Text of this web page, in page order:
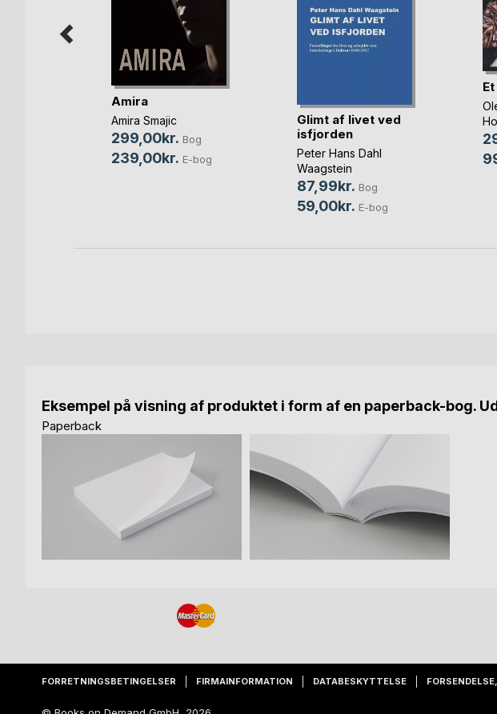
Amira
Amira Smajic
299,00kr. Bog
239,00kr. E-bog
Glimt af livet ved
isfjorden
Peter Hans Dahl
Waagstein
87,99kr. Bog
59,00kr. E-bog
Eksempel på visning af produktet i form af en paperback-bog.
Paperback
FORRETNINGSBETINGELSER FIRMAINFORMATION DATABESKYTTELSE